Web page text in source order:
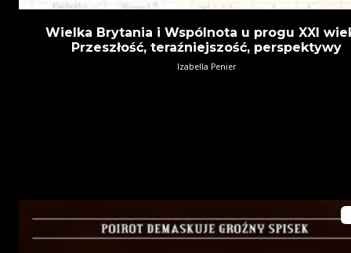
Wielka Brytania i Wspólnota u progu XXI
Przeszłość, teraźniejszość, perspektywy
Izabella Penier